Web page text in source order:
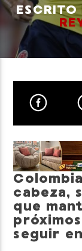
TÍTULO
ARTISTA
Neiva Estereo
ESCRITO
cabeza,
que
seguir